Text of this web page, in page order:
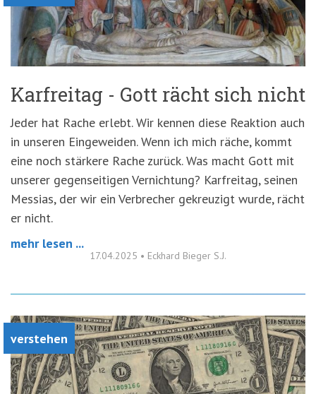
Karfreitag - Gott rächt sich nicht
Jeder hat Rache erlebt. Wir kennen diese Reaktion auch
in unseren Eingeweiden. Wenn ich mich räche, kommt
eine noch stärkere Rache zurück. Was macht Gott mit
unserer gegenseitigen Vernichtung? Karfreitag, seinen
Messias, der wir ein Verbrecher gekreuzigt wurde, rächt
er nicht.
mehr lesen ...
17.04.2025 • Eckhard Bieger S.J.
verstehen